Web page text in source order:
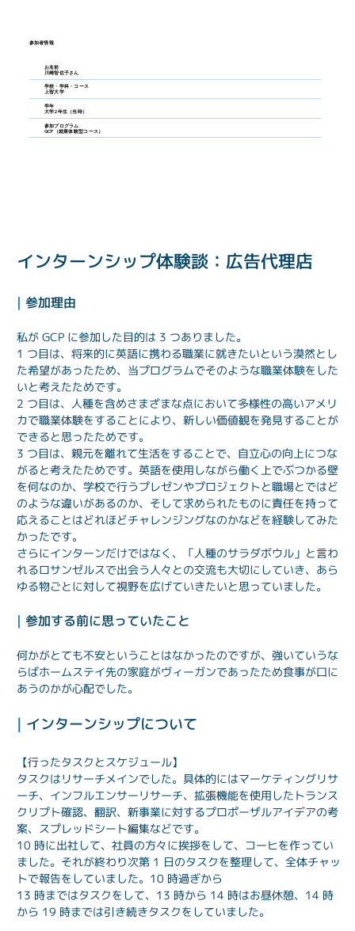
参加者情報
お名前
川崎智佐子さん
学校・学科・コース
上智大学
学年
大学2年生（当時）
参加プログラム
GCP（就業体験型コース）
インターンシップ体験談：広告代理店
| 参加理由
私が GCP に参加した目的は 3 つありました。
1 つ目は、将来的に英語に携わる職業に就きたいという漠然とし
た希望があったため、当プログラムでそのような職業体験をした
いと考えたためです。
2 つ目は、人種を含めさまざまな点において多様性の高いアメリ
カで職業体験をすることにより、新しい価値観を発見することが
できると思ったためです。
3 つ目は、親元を離れて生活をすることで、自立心の向上につな
がると考えたためです。英語を使用しながら働く上でぶつかる壁
を何なのか、学校で行うプレゼンやプロジェクトと職場とではど
のような違いがあるのか、そして求められたものに責任を持って
応えることはどれほどチャレンジングなのかなどを経験してみた
かったです。
さらにインターンだけではなく、「人種のサラダボウル」と言わ
れるロサンゼルスで出会う人々との交流も大切にしていき、あら
ゆる物ごとに対して視野を広げていきたいと思っていました。
| 参加する前に思っていたこと
何かがとても不安ということはなかったのですが、強いていうな
らばホームステイ先の家庭がヴィーガンであったため食事が口に
あうのかが心配でした。
| インターンシップについて
【行ったタスクとスケジュール】
タスクはリサーチメインでした。具体的にはマーケティングリサ
ーチ、インフルエンサーリサーチ、拡張機能を使用したトランス
クリプト確認、翻訳、新事業に対するプロポーザルアイデアの考
案、スプレッドシート編集などです。
10 時に出社して、社員の方々に挨拶をして、コーヒを作ってい
ました。それが終わり次第 1 日のタスクを整理して、全体チャッ
トで報告をしていました。10 時過ぎから
13 時まではタスクをして、13 時から 14 時はお昼休憩、14 時
から 19 時までは引き続きタスクをしていました。